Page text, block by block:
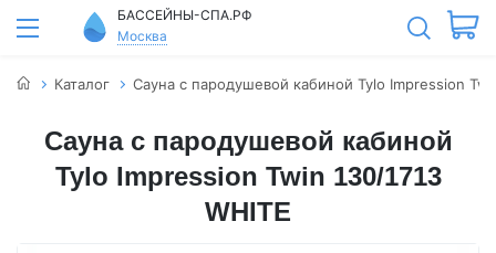
БАССЕЙНЫ-СПА.РФ
Москва
Каталог Сауна с пародушевой кабиной Tylo Impression
Сауна с пародушевой кабиной
Tylo Impression Twin 130/1713
WHITE